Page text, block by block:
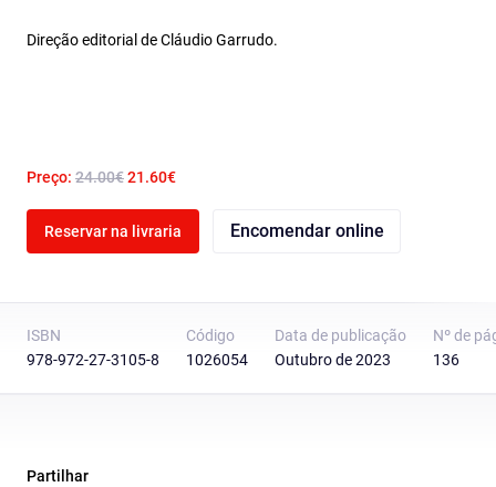
Direção editorial de Cláudio Garrudo.
Preço: 24.00€21.60€
Reservar na livraria Encomendar online
ISBN
978-972-27-3105-8
Código
1026054
Data de publicação
Outubro de 2023
Nº de
136
Partilhar